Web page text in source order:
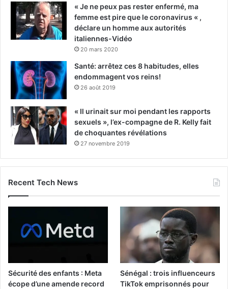
« Je ne peux pas rester enfermé, ma
femme est pire que le coronavirus « ,
déclare un homme aux autorités
italiennes-Vidéo
20 mars 2020
Santé: arrêtez ces 8 habitudes, elles
endommagent vos reins!
26 août 2019
« Il urinait sur moi pendant les rapports
sexuels », l’ex-compagne de R. Kelly fait
de choquantes révélations
27 novembre 2019
Recent Tech News
Sécurité des enfants : Meta
écope d’une amende record
Sénégal : trois influenceurs
TikTok emprisonnés pour